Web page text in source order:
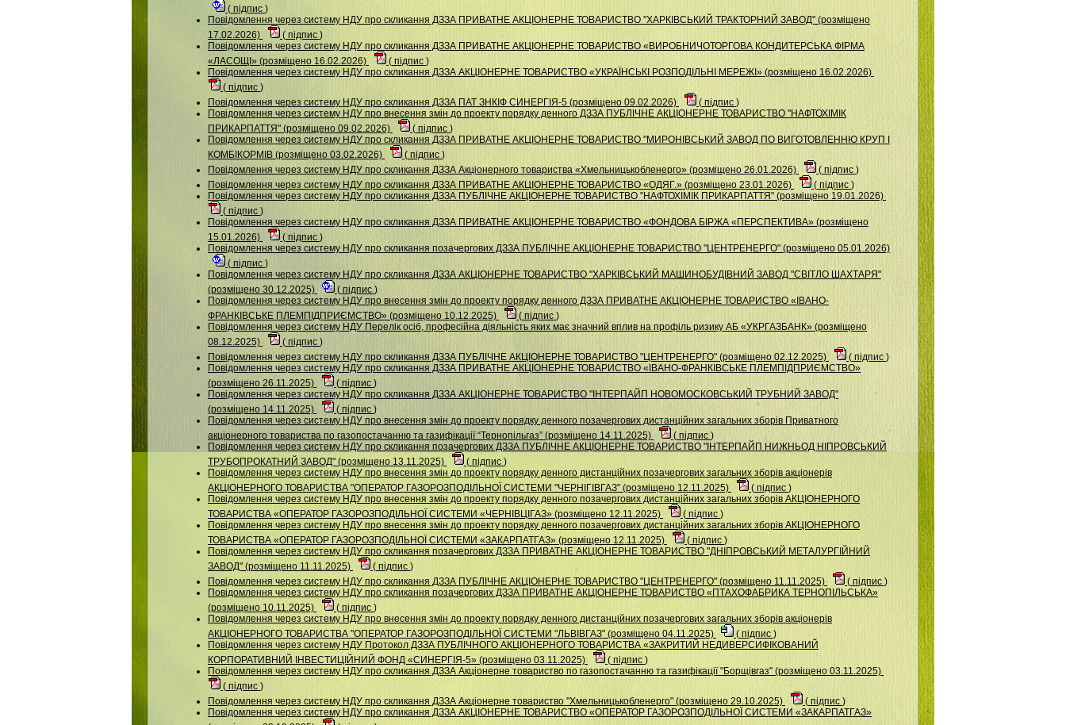
( підпис )
Повідомлення через систему НДУ про скликання ДЗЗА ПРИВАТНЕ АКЦIОНЕРНЕ ТОВАРИСТВО "ХАРКIВСЬКИЙ ТРАКТОРНИЙ ЗАВОД" (розміщено
17.02.2026)
( підпис )
Повідомлення через систему НДУ про скликання ДЗЗА ПРИВАТНЕ АКЦІОНЕРНЕ ТОВАРИСТВО «ВИРОБНИЧОТОРГОВА КОНДИТЕРСЬКА ФІРМА
«ЛАСОЩІ» (розміщено 16.02.2026)
( підпис )
Повідомлення через систему НДУ про скликання ДЗЗА АКЦІОНЕРНЕ ТОВАРИСТВО «УКРАЇНСЬКІ РОЗПОДІЛЬНІ МЕРЕЖІ» (розміщено 16.02.2026)
( підпис )
Повідомлення через систему НДУ про скликання ДЗЗА ПАТ ЗНКІФ СИНЕРГІЯ-5 (розміщено 09.02.2026)
( підпис )
Повідомлення через систему НДУ про внесення змін до проекту порядку денного ДЗЗА ПУБЛІЧНЕ АКЦІОНЕРНЕ ТОВАРИСТВО "НАФТОХІМІК
ПРИКАРПАТТЯ" (розміщено 09.02.2026)
( підпис )
Повідомлення через систему НДУ про скликання ДЗЗА ПРИВАТНЕ АКЦІОНЕРНЕ ТОВАРИСТВО "МИРОНІВСЬКИЙ ЗАВОД ПО ВИГОТОВЛЕННЮ КРУП І
КОМБІКОРМІВ (розміщено 03.02.2026)
( підпис )
Повідомлення через систему НДУ про скликання ДЗЗА Акціонерного товариства «Хмельницькобленерго» (розміщено 26.01.2026)
( підпис )
Повідомлення через систему НДУ про скликання ДЗЗА ПРИВАТНЕ АКЦІОНЕРНЕ ТОВАРИСТВО «ОДЯГ.» (розміщено 23.01.2026)
(підпис )
Повідомлення через систему НДУ про скликання ДЗЗА ПУБЛІЧНЕ АКЦІОНЕРНЕ ТОВАРИСТВО "НАФТОХІМІК ПРИКАРПАТТЯ" (розміщено 19.01.2026)
( підпис )
Повідомлення через систему НДУ про скликання ДЗЗА ПРИВАТНЕ АКЦІОНЕРНЕ ТОВАРИСТВО «ФОНДОВА БІРЖА «ПЕРСПЕКТИВА» (розміщено
15.01.2026)
( підпис )
Повідомлення через систему НДУ про скликання позачергових ДЗЗА ПУБЛІЧНЕ АКЦІОНЕРНЕ ТОВАРИСТВО "ЦЕНТРЕНЕРГО" (розміщено 05.01.2026)
( підпис )
Повідомлення через систему НДУ про скликання ДЗЗА АКЦІОНЕРНЕ ТОВАРИСТВО "ХАРКІВСЬКИЙ МАШИНОБУДІВНИЙ ЗАВОД "СВІТЛО ШАХТАРЯ"
(розміщено 30.12.2025)
( підпис )
Повідомлення через систему НДУ про внесення змін до проекту порядку денного ДЗЗА ПРИВАТНЕ АКЦІОНЕРНЕ ТОВАРИСТВО «ІВАНО-
ФРАНКІВСЬКЕ ПЛЕМПІДПРИЄМСТВО» (розміщено 10.12.2025)
( підпис )
Повідомлення через систему НДУ Перелік осіб, професійна діяльність яких має значний вплив на профіль ризику АБ «УКРГАЗБАНК» (розміщено
08.12.2025)
( підпис )
Повідомлення через систему НДУ про скликання ДЗЗА ПУБЛІЧНЕ АКЦІОНЕРНЕ ТОВАРИСТВО "ЦЕНТРЕНЕРГО" (розміщено 02.12.2025)
(підпис )
Повідомлення через систему НДУ про скликання ДЗЗА ПРИВАТНЕ АКЦІОНЕРНЕ ТОВАРИСТВО «ІВАНО-ФРАНКІВСЬКЕ ПЛЕМПІДПРИЄМСТВО»
(розміщено 26.11.2025)
( підпис )
Повідомлення через систему НДУ про скликання ДЗЗА АКЦIОНЕРНЕ ТОВАРИСТВО "IНТЕРПАЙП НОВОМОСКОВСЬКИЙ ТРУБНИЙ ЗАВОД"
(розміщено 14.11.2025)
( підпис )
Повідомлення через систему НДУ про внесення змін до проекту порядку денного позачергових дистанційних загальних зборів Приватного
акціонерного товариства по газопостачанню та газифікації “Тернопільгаз” (розміщено 14.11.2025)
(підпис )
Повідомлення через систему НДУ про скликання позачергових ДЗЗА ПУБЛІЧНЕ АКЦІОНЕРНЕ ТОВАРИСТВО "ІНТЕРПАЙП НИЖНЬОД НІПРОВСЬКИЙ
ТРУБОПРОКАТНИЙ ЗАВОД" (розміщено 13.11.2025)
( підпис )
Повідомлення через систему НДУ про внесення змін до проекту порядку денного дистанційних позачергових загальних зборів акціонерів
АКЦІОНЕРНОГО ТОВАРИСТВА "ОПЕРАТОР ГАЗОРОЗПОДІЛЬНОЇ СИСТЕМИ "ЧЕРНІГІВГАЗ" (розміщено 12.11.2025)
( підпис )
Повідомлення через систему НДУ про внесення змін до проекту порядку денного позачергових дистанційних загальних зборів АКЦІОНЕРНОГО
ТОВАРИСТВА «ОПЕРАТОР ГАЗОРОЗПОДІЛЬНОЇ СИСТЕМИ «ЧЕРНІВЦІГАЗ» (розміщено 12.11.2025)
( підпис )
Повідомлення через систему НДУ про внесення змін до проекту порядку денного позачергових дистанційних загальних зборів АКЦІОНЕРНОГО
ТОВАРИСТВА «ОПЕРАТОР ГАЗОРОЗПОДІЛЬНОЇ СИСТЕМИ «ЗАКАРПАТГАЗ» (розміщено 12.11.2025)
( підпис )
Повідомлення через систему НДУ про скликання позачергових ДЗЗА ПРИВАТНЕ АКЦІОНЕРНЕ ТОВАРИСТВО "ДНІПРОВСЬКИЙ МЕТАЛУРГІЙНИЙ
ЗАВОД" (розміщено 11.11.2025)
( підпис )
Повідомлення через систему НДУ про скликання ДЗЗА ПУБЛІЧНЕ АКЦІОНЕРНЕ ТОВАРИСТВО "ЦЕНТРЕНЕРГО" (розміщено 11.11.2025)
( підпис )
Повідомлення через систему НДУ про скликання позачергових ДЗЗА ПРИВАТНЕ АКЦІОНЕРНЕ ТОВАРИСТВО «ПТАХОФАБРИКА ТЕРНОПІЛЬСЬКА»
(розміщено 10.11.2025)
( підпис )
Повідомлення через систему НДУ про внесення змін до проекту порядку денного дистанційних позачергових загальних зборів акціонерів
АКЦІОНЕРНОГО ТОВАРИСТВА "ОПЕРАТОР ГАЗОРОЗПОДІЛЬНОЇ СИСТЕМИ "ЛЬВІВГАЗ" (розміщено 04.11.2025)
( підпис )
Повідомлення через систему НДУ Протокол ДЗЗА ПУБЛІЧНОГО АКЦІОНЕРНОГО ТОВАРИСТВА «ЗАКРИТИЙ НЕДИВЕРСИФІКОВАНИЙ
КОРПОРАТИВНИЙ ІНВЕСТИЦІЙНИЙ ФОНД «СИНЕРГІЯ-5» (розміщено 03.11.2025)
( підпис )
Повідомлення через систему НДУ про скликання ДЗЗА Акцiонерне товариство по газопостачанню та газифiкацiї "Борщiвгаз" (розміщено 03.11.2025)
( підпис )
Повідомлення через систему НДУ про скликання ДЗЗА Акціонерне товариство "Хмельницькобленерго" (розміщено 29.10.2025)
( підпис )
Повідомлення через систему НДУ про скликання ДЗЗА АКЦІОНЕРНЕ ТОВАРИСТВО «ОПЕРАТОР ГАЗОРОЗПОДІЛЬНОЇ СИСТЕМИ «ЗАКАРПАТГАЗ»